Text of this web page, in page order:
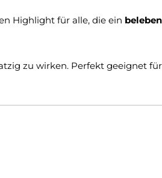
Highlight für alle, die ein
zu wirken. Perfekt geeignet für